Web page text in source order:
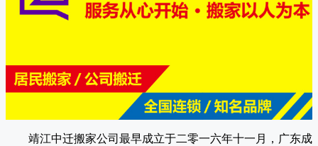
靖江中迁搬家公司 最早成立于二零一六年十一月，广东成